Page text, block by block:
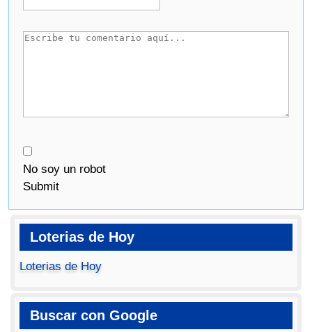
No soy un robot
Submit
Loterias de Hoy
Loterias de Hoy
Buscar con Google